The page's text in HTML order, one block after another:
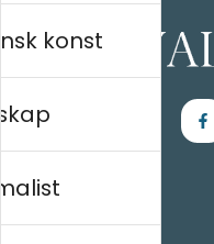
Handla
konst